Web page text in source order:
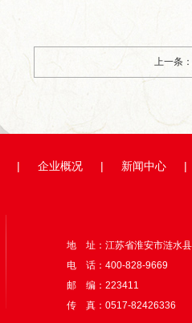
上一条
| 企业概况 | 新闻中心 |
地 址：江苏省淮安市涟水
电 话：400-828-9669
邮 编：223411
传 真：0517-82426336